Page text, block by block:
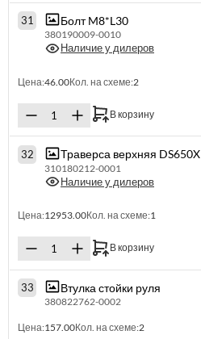
31 Болт M8*L30
380190009-0010
Наличие у дилеров
Цена:46.00Кол. на схеме:2
В корзину
32 Траверса верхняя DS650X
310180212-0001
Наличие у дилеров
Цена:12953.00Кол. на схеме:1
В корзину
33 Втулка стойки руля
380822762-0002
Цена:157.00Кол. на схеме:2